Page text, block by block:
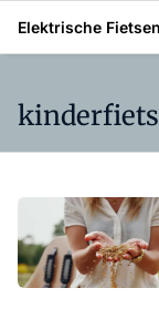
Elektrische Fietsen
kinderfiets